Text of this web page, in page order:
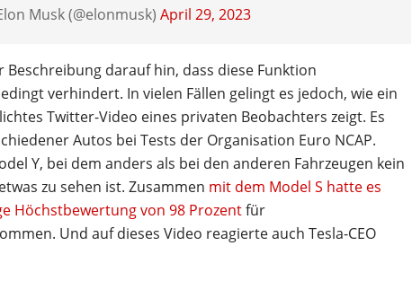
Musk (@elonmusk) April 29, 2023
Beschreibung darauf hin, dass diese Funktion
verhindert. In vielen Fällen gelingt es jedoch, wie ein
Twitter-Video eines privaten Beobachters zeigt. Es
Autos bei Tests der Organisation Euro NCAP.
Y, bei dem anders als bei den anderen Fahrzeugen kein
zu sehen ist. Zusammen mit dem Model S hatte es
Höchstbewertung von 98 Prozentfür
Und auf dieses Video reagierte auch Tesla-CEO